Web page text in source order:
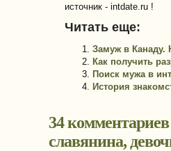
источник - intdate.ru !
Читать еще:
Замуж в Канаду.
Как получить
Поиск мужа в
История
34
славянина,